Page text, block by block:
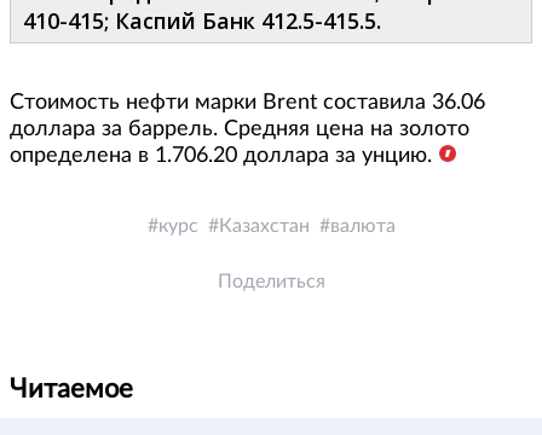
410-415; Каспий Банк 412.5-415.5.
Стоимость нефти марки Brent составила 36.06
доллара за баррель. Средняя цена на золото
определена в 1.706.20 доллара за унцию.
курс Казахстан валюта
Поделиться
Читаемое